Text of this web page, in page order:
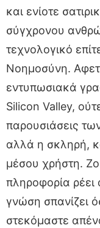
και ενίοτε
σύγχρονου
τεχνολογικό
Νοημοσύνη.
εντυπωσιακά
Silicon Valley,
παρουσιάσεις
αλλά η σκληρή,
μέσου χρήστη.
πληροφορία
γνώση σπανίζει
στεκόμαστε